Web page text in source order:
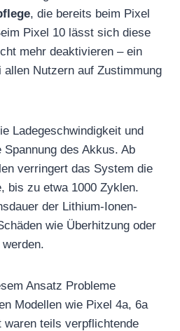
, die bereits beim Pixel
Pixel 10 lässt sich diese
mehr deaktivieren – ein
Nutzern auf Zustimmung
Ladegeschwindigkeit und
des Akkus. Ab
verringert das System die
bis zu etwa 1000 Zyklen.
der Lithium-Ionen-
wie Überhitzung oder
Ansatz Probleme
Modellen wie Pixel 4a, 6a
waren teils verpflichtende